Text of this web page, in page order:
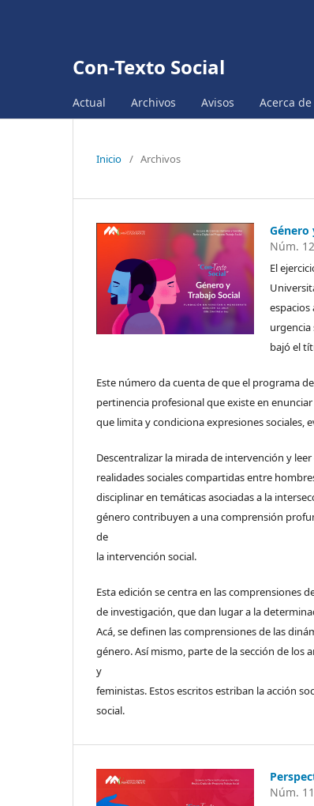
Con-Texto Social
Actual Archivos Avisos Acerca de
Inicio / Archivos
Género
Núm.
El
urgencia
bajó el
Este número da cuenta de que el programa
pertinencia profesional que existe en
que limita y condiciona expresiones sociales,
Descentralizar la mirada de intervención y
realidades sociales compartidas entre
disciplinar en temáticas asociadas a la
género contribuyen a una comprensión
de
la intervención social.
Esta edición se centra en las comprensiones
de investigación, que dan lugar a la
Acá, se definen las comprensiones de las
género. Así mismo, parte de la sección de
y
feministas. Estos escritos estriban la acción
social.
Núm.